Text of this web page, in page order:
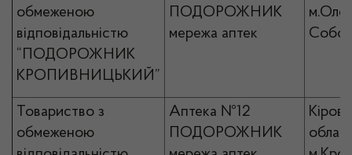
обмеженою
відповідальністю
“ПОДОРОЖНИК
КРОПИВНИЦЬКИЙ”
ПОДОРОЖНИК
мережа аптек
Товариство з
обмеженою
Аптека №12
ПОДОРОЖНИК